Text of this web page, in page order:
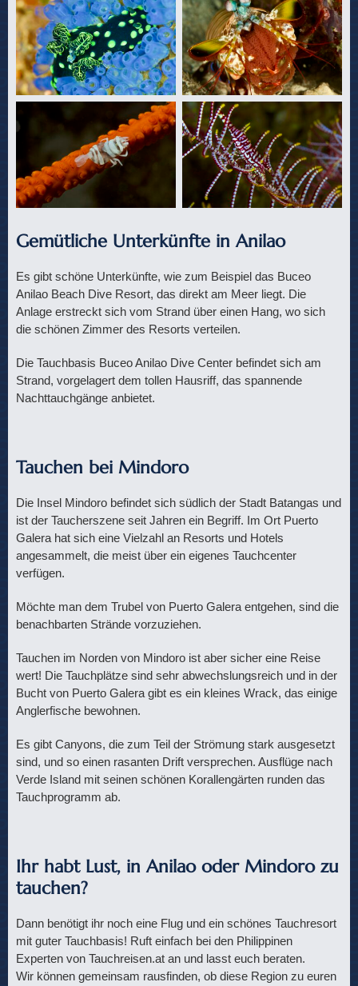
Gemütliche Unterkünfte in Anilao
Es gibt schöne Unterkünfte, wie zum Beispiel das Buceo
Anilao Beach Dive Resort, das direkt am Meer liegt. Die
Anlage erstreckt sich vom Strand über einen Hang, wo sich
die schönen Zimmer des Resorts verteilen.
Die Tauchbasis Buceo Anilao Dive Center befindet sich am
Strand, vorgelagert dem tollen Hausriff, das spannende
Nachttauchgänge anbietet.
Tauchen bei Mindoro
Die Insel Mindoro befindet sich südlich der Stadt Batangas und
ist der Taucherszene seit Jahren ein Begriff. Im Ort Puerto
Galera hat sich eine Vielzahl an Resorts und Hotels
angesammelt, die meist über ein eigenes Tauchcenter
verfügen.
Möchte man dem Trubel von Puerto Galera entgehen, sind die
benachbarten Strände vorzuziehen.
Tauchen im Norden von Mindoro ist aber sicher eine Reise
wert! Die Tauchplätze sind sehr abwechslungsreich und in der
Bucht von Puerto Galera gibt es ein kleines Wrack, das einige
Anglerfische bewohnen.
Es gibt Canyons, die zum Teil der Strömung stark ausgesetzt
sind, und so einen rasanten Drift versprechen. Ausflüge nach
Verde Island mit seinen schönen Korallengärten runden das
Tauchprogramm ab.
Ihr habt Lust, in Anilao oder Mindoro zu
tauchen?
Dann benötigt ihr noch eine Flug und ein schönes Tauchresort
mit guter Tauchbasis! Ruft einfach bei den Philippinen
Experten von Tauchreisen.at an und lasst euch beraten.
Wir können gemeinsam rausfinden, ob diese Region zu euren